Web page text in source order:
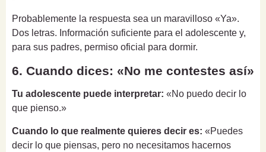
Probablemente la respuesta sea un maravilloso «Ya».
Dos letras. Información suficiente para el adolescente y,
para sus padres, permiso oficial para dormir.
6. Cuando dices: «No me contestes así»
Tu adolescente puede interpretar: «No puedo decir lo
que pienso.»
Cuando lo que realmente quieres decir es: «Puedes
decir lo que piensas, pero no necesitamos hacernos